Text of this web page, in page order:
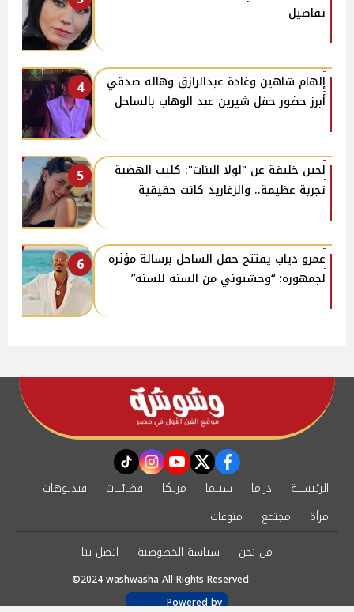
تفاصيل
4
إلهام شاهين وغادة عبدالرازق وهالة صدقي
أبرز حضور حفل شيرين عبد الوهاب بالساحل
5
لجين خليفة عن "لولا البنات": كليب الهضبة
تجربة عظيمة.. والزغاريد كانت حقيقية
6
عمرو دياب يفتتح حفل الساحل برسالة مؤثرة
لجمهوره: “وحشتوني من السنة للسنة”
facebook
twitter
youtube
instagram
tiktok
الرئيسية دراما سينما مزيكا فضائيات
فيديوهات
مرأة
مجتمع
منوعات
من نحن
سياسة الخصوصية اتصل بنا
©2024 washwasha All Rights Reserved.
Powered by